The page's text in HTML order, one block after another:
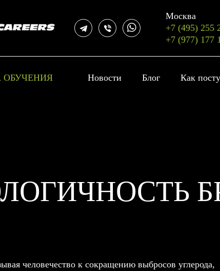
Москва
+7 (495) 255
+7 (977) 177
ОБУЧЕНИЯ Новости Блог Как
человечество к сокращению выбросов углерода,